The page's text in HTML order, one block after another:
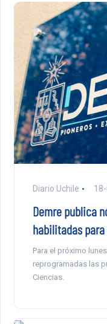
Diario Uchile
Demre publica
habilitadas para
Para el próximo
reprogramadas las
Ciencias.